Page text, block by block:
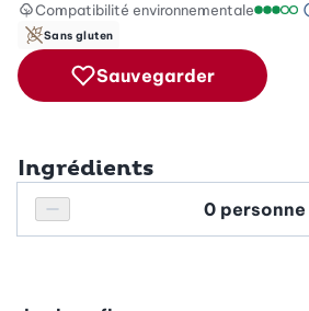
Compatibilité environnementale
Sans gluten
Sauvegarder
Ingrédients
Réduire le nombre de personnes
Personnes